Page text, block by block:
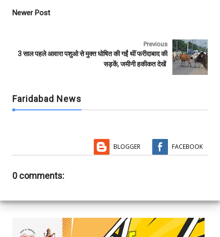
o
k
r
Newer Post
Previous
3 साल पहले आवारा पशुओ से मुक्त घोषित की गईं थीं फरीदाबाद की
सड़कें, जमीनी हकीकत देखें
Faridabad News
BLOGGER FACEBOOK
0 comments: